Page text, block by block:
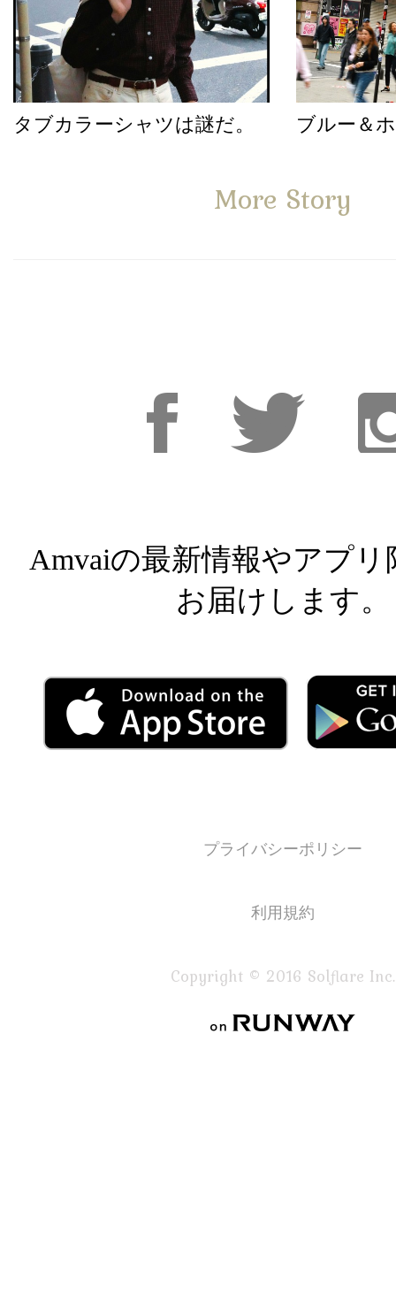
タブカラーシャツは謎だ。 ブルー＆
More Story
Amvaiの最新情報やアプリ
お届けします。
プライバシーポリシー
利用規約
Copyright © 2016 Solflare Inc.